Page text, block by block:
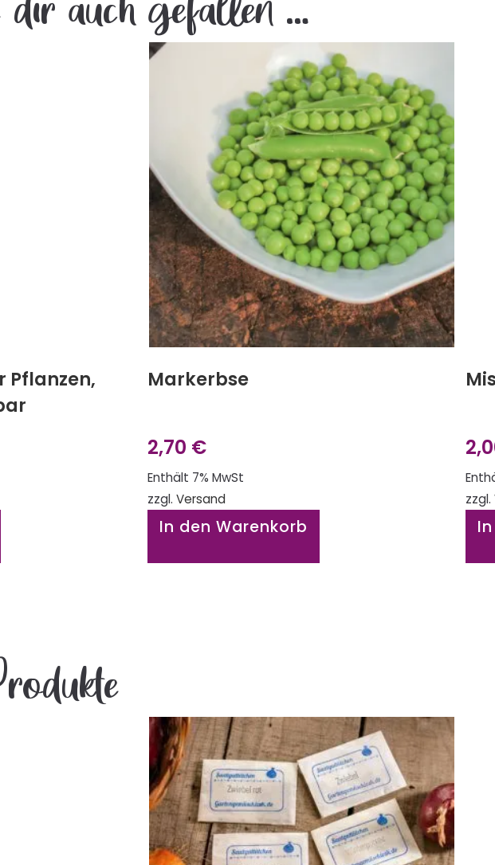
Pflanzen,
Markerbse
2,70 €
Enthält 7% MwSt
zzgl. Versand
In den Warenkorb
zzgl.